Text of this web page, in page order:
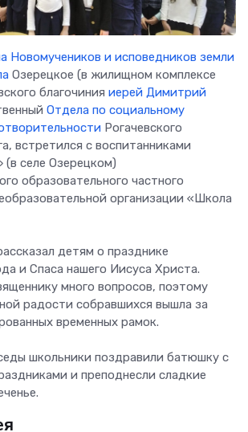
Новомучеников и исповедников земли
Озерецкое (в жилищном комплексе
благочиния иерей Димитрий
Отдела по социальному
Рогачевского
встретился с воспитанниками
селе Озерецком)
образовательного частного
организации «Школа
детям о празднике
и Спаса нашего Иисуса Христа.
много вопросов, поэтому
радости собравшихся вышла за
временных рамок.
школьники поздравили батюшку с
и преподнесли сладкие